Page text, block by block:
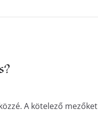
A kötelező mezőket